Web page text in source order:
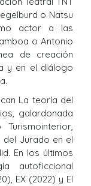
o Natsu
actor a las
o Antonio
de creación
y en el diálogo
La teoría del
galardonada
del Jurado en el
En los últimos
autoficcional
EX (2022) y El